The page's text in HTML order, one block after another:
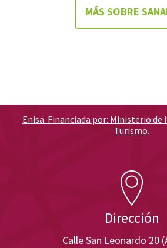
MÁS SOBRE
Dirección
Calle San Leonardo 20
Enisa. Financiada por: Ministerio de
Turismo.